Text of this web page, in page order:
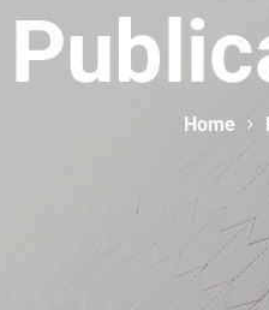
Home